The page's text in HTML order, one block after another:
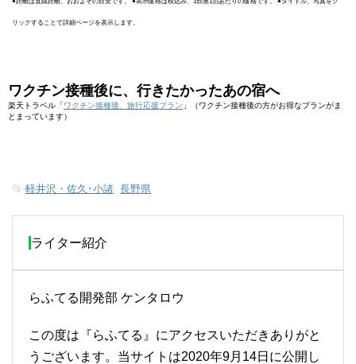
リックすることで詳細ページを表示します。
ワクチン接種後に、行きたかったあの宿へ
楽天トラベル「ワクチン接種後、旅行応援プラン 」（ワクチン接種後の方がお得なプランがま
とまっています）
📂-軽井沢・佐久･小諸, 長野県
ライター紹介
らふてる開発部 ケンタロウ
この度は『らふてる』にアクセスいただきありがと
うございます。当サイトは2020年9月14日に公開し